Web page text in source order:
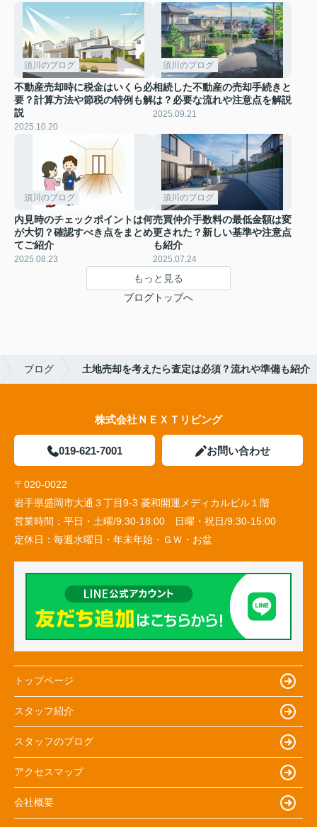
須川のブログ
不動産売却時に税金はいくら必
要？計算方法や節税の特例も解
説
2025.10.20
須川のブログ
相続した不動産の売却手続きと
は？必要な流れや注意点を解説
2025.09.21
須川のブログ
内見時のチェックポイントは何
が大切？確認すべき点をまとめ
てご紹介
2025.08.23
須川のブログ
売買仲介手数料の最低金額は変
更された？新しい基準や注意点
も紹介
2025.07.24
もっと見る
ブログトップへ
ブログ 土地売却を考えたら査定は必須？流れや準備も紹介
株式会社ＮＥＸＴリビング
019-621-7001 お問い合わせ
〒020-0022
岩手県盛岡市大通３丁目9-3 菱和開運メディカルビル１階
営業時間： 平日・土曜/9:30-18:00 日曜・祝日/9:30-15:00
定休日： 毎週水曜日・年末年始・ＧＷ・お盆
トップページ
スタッフ紹介
スタッフのブログ
アクセスマップ
会社概要